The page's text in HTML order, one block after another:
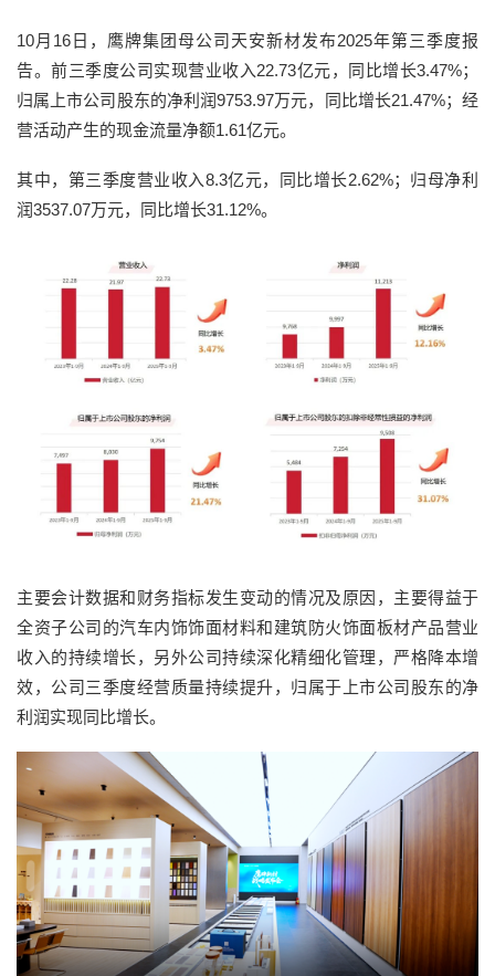
10月16日，鹰牌集团母公司天安新材发布2025年第三季度报
告。前三季度公司实现营业收入22.73亿元，同比增长3.47%；
归属上市公司股东的净利润9753.97万元，同比增长21.47%；经
营活动产生的现金流量净额1.61亿元。
其中，第三季度营业收入8.3亿元，同比增长2.62%；归母净利
润3537.07万元，同比增长31.12%。
主要会计数据和财务指标发生变动的情况及原因，主要得益于
全资子公司的汽车内饰饰面材料和建筑防火饰面板材产品营业
收入的持续增长，另外公司持续深化精细化管理，严格降本增
效，公司三季度经营质量持续提升，归属于上市公司股东的净
利润实现同比增长。